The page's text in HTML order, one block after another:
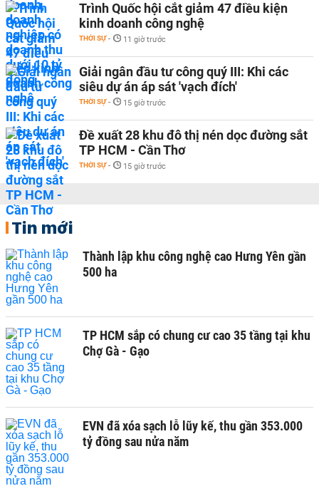
Trình Quốc hội cắt giảm 47 điều kiện
kinh doanh công nghệ
THỜI SỰ - 11 giờ trước
Giải ngân đầu tư công quý III: Khi các
siêu dự án áp sát 'vạch đích'
THỜI SỰ - 15 giờ trước
Đề xuất 28 khu đô thị nén dọc đường sắt
TP HCM - Cần Thơ
THỜI SỰ - 15 giờ trước
Tin mới
Thành lập khu công nghệ cao Hưng Yên gần
500 ha
TP HCM sắp có chung cư cao 35 tầng tại khu
Chợ Gà - Gạo
EVN đã xóa sạch lỗ lũy kế, thu gần 353.000
tỷ đồng sau nửa năm